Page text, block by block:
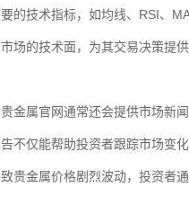
的技术指标，如均线、RSI、
场的技术面，为其交易决策提
金属官网通常还会提供市场
不仅能帮助投资者跟踪市场变
贵金属价格剧烈波动，投资者